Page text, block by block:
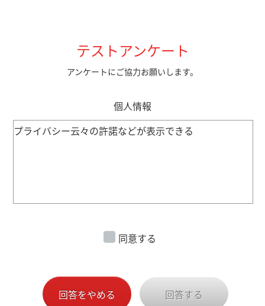
テストアンケート
アンケートにご協力お願いします。
個人情報
プライバシー云々の許諾などが表示できる
同意する
回答をやめる 回答する